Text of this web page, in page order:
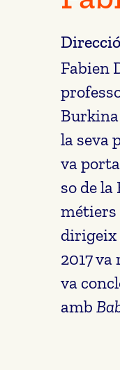
Direcció
Fabien
Burkina
la seva
va
so de
métiers
dirigeix
2017
va
amb